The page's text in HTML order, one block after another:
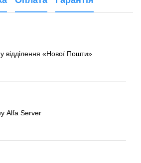
відділення «Нової Пошти»
Alfa Server